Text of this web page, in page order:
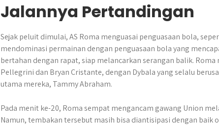
Jalannya Pertandingan
Sejak peluit dimulai, AS Roma menguasai penguasaan bola,
mendominasi permainan dengan penguasaan bola yang
bertahan dengan rapat, siap melancarkan serangan balik.
Pellegrini dan Bryan Cristante, dengan Dybala yang selalu
utama mereka, Tammy Abraham.
Pada menit ke-20, Roma sempat mengancam gawang Union
Namun, tembakan tersebut masih bisa diantisipasi dengan baik